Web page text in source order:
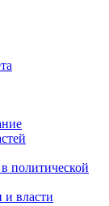
политической
и власти